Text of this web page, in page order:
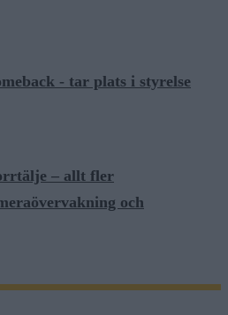
- tar plats i styrelse
– allt fler
och